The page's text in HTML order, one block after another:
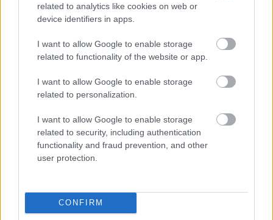
related to analytics like cookies on web or
device identifiers in apps.
I want to allow Google to enable storage
related to functionality of the website or app.
I want to allow Google to enable storage
related to personalization.
I want to allow Google to enable storage
related to security, including authentication
functionality and fraud prevention, and other
user protection.
CONFIRM
MKIF: a koncessziós szerződés érvényes, a
szükségesek
HÍRLEVÉL
Név